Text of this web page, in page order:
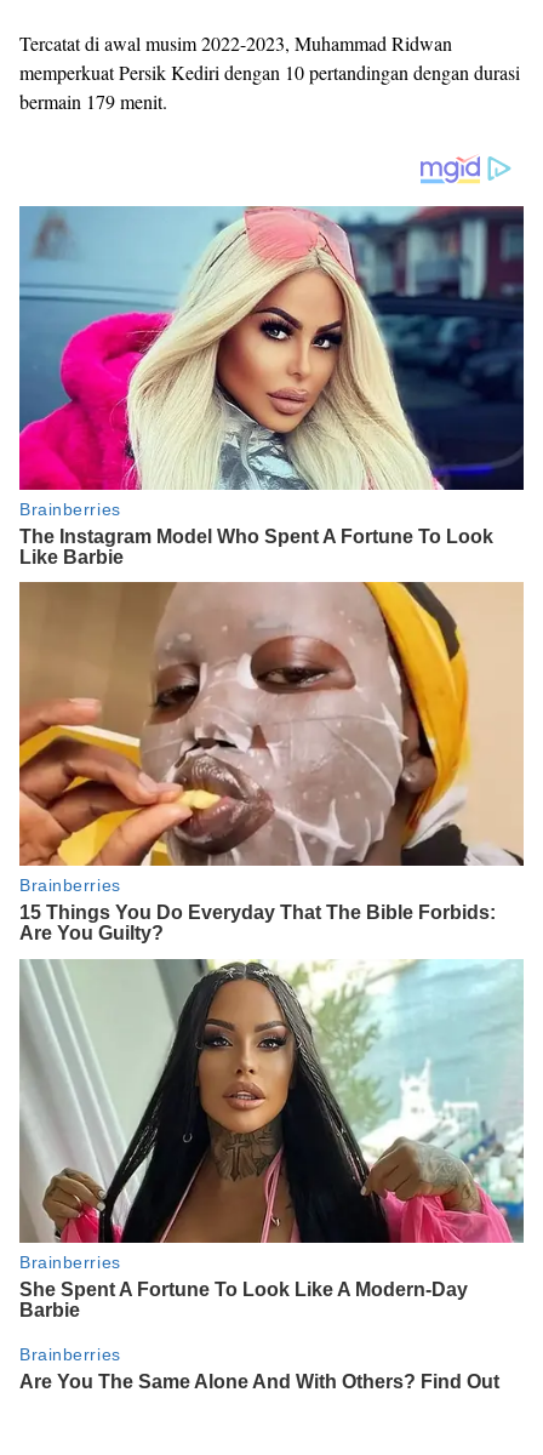
Tercatat di awal musim 2022-2023, Muhammad Ridwan
memperkuat Persik Kediri dengan 10 pertandingan dengan durasi
bermain 179 menit.